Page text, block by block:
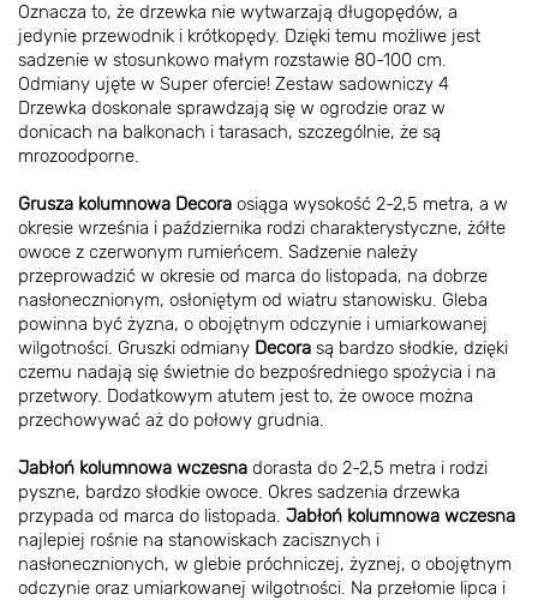
Oznacza to, że drzewka nie wytwarzają długopędów, a
jedynie przewodnik i krótkopędy. Dzięki temu możliwe jest
sadzenie w stosunkowo małym rozstawie 80-100 cm.
Odmiany ujęte w Super ofercie! Zestaw sadowniczy 4
Drzewka doskonale sprawdzają się w ogrodzie oraz w
donicach na balkonach i tarasach, szczególnie, że są
mrozoodporne.
Grusza kolumnowa Decora osiąga wysokość 2-2,5 metra, a w
okresie września i października rodzi charakterystyczne, żółte
owoce z czerwonym rumieńcem. Sadzenie należy
przeprowadzić w okresie od marca do listopada, na dobrze
nasłonecznionym, osłoniętym od wiatru stanowisku. Gleba
powinna być żyzna, o obojętnym odczynie i umiarkowanej
wilgotności. Gruszki odmiany Decora są bardzo słodkie, dzięki
czemu nadają się świetnie do bezpośredniego spożycia i na
przetwory. Dodatkowym atutem jest to, że owoce można
przechowywać aż do połowy grudnia.
Jabłoń kolumnowa wczesna dorasta do 2-2,5 metra i rodzi
pyszne, bardzo słodkie owoce. Okres sadzenia drzewka
przypada od marca do listopada. Jabłoń kolumnowa wczesna
najlepiej rośnie na stanowiskach zacisznych i
nasłonecznionych, w glebie próchniczej, żyznej, o obojętnym
odczynie oraz umiarkowanej wilgotności. Na przełomie lipca i